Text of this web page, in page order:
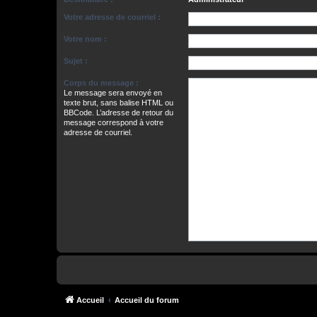
Votre adresse de courriel :
Votre nom :
Sujet :
Corps du message :
Le message sera envoyé en
texte brut, sans balise HTML ou
BBCode. L’adresse de retour du
message correspond à votre
adresse de courriel.
Accueil Accueil du forum